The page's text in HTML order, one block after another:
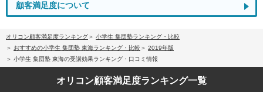
顧客満足度について
オリコン顧客満足度ランキング
小学生 集団塾ランキング・比較
おすすめの小学生 集団塾 東海ランキング・比較
2019年版
小学生 集団塾 東海の受講効果ランキング・口コミ情報
オリコン顧客満足度ランキング一覧